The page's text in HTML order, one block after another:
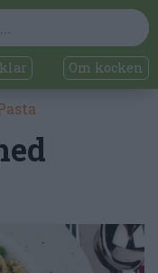
Om kocken